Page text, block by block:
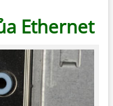
Ethernet